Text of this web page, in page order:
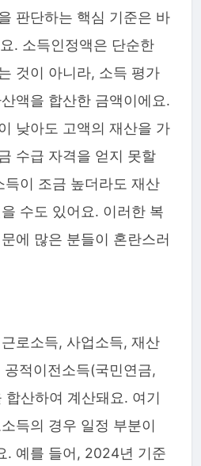
판단하는 핵심 기준은 바
. 소득인정액은 단순한
것이 아니라, 소득 평가
액을 합산한 금액이에요.
낮아도 고액의 재산을 가
수급 자격을 얻지 못할
득이 조금 높더라도 재산
수도 있어요. 이러한 복
에 많은 분들이 혼란스러
로소득, 사업소득, 재산
적이전소득(국민연금,
산하여 계산돼요. 여기
득의 경우 일정 부분이
. 예를 들어, 2024년 기준